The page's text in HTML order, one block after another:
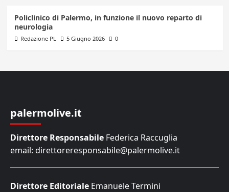
Policlinico di Palermo, in funzione il nuovo reparto di
neurologia
Redazione PL 5 Giugno 2026 0
palermolive.it
Direttore Responsabile Federica Raccuglia
email: direttoreresponsabile@palermolive.it
Direttore Editoriale Emanuele Termini